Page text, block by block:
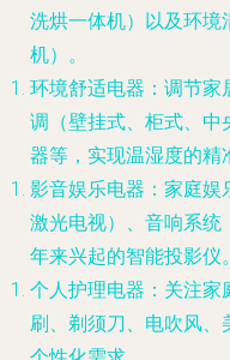
洗烘一体机）以及环境
机）。
环境舒适电器 ：调节
调（壁挂式、柜式、中
器等，实现温湿度的精
影音娱乐电器 ：家庭
激光电视）、音响系统
年来兴起的智能投影仪。
个人护理电器 ：关注
刷、剃须刀、电吹风